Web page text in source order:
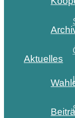
Aktuelles